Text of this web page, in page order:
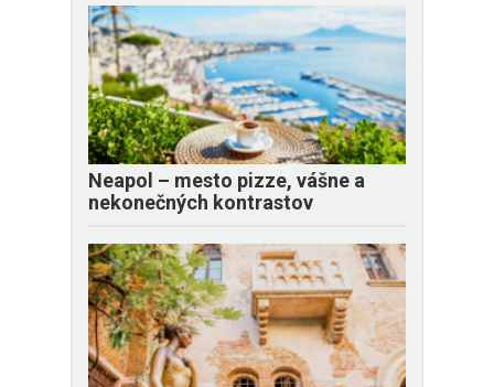
Neapol – mesto pizze, vášne a
nekonečných kontrastov